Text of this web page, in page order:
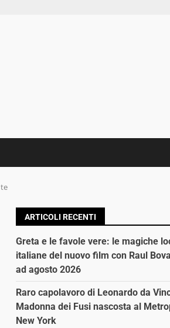
ARTICOLI RECENTI
Greta e le favole vere: le magiche
italiane del nuovo film con Raul
ad agosto 2026
Raro capolavoro di Leonardo da
Madonna dei Fusi nascosta al
New York